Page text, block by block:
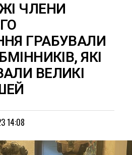
ЧЛЕНИ
ГРАБУВАЛИ
ЯКІ
ВЕЛИКІ
14:08